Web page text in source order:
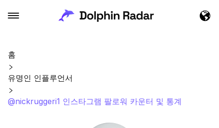
홈
유명인 인플루언서
@nickruggeri1 인스타그램 팔로워 카운터 및 통계